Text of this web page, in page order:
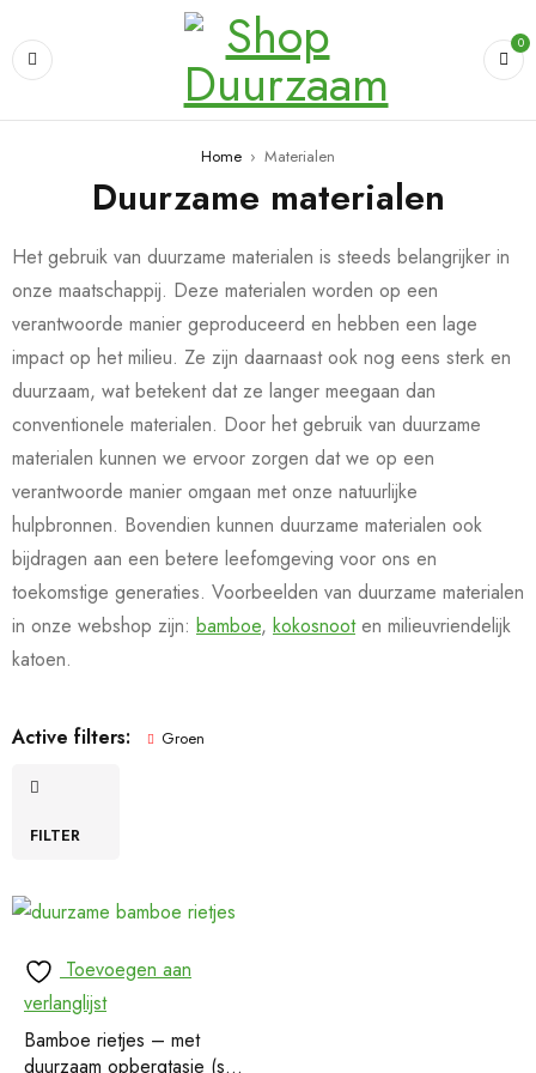
0
Home › Materialen
Duurzame materialen
Het gebruik van duurzame materialen is steeds belangrijker in
onze maatschappij. Deze materialen worden op een
verantwoorde manier geproduceerd en hebben een lage
impact op het milieu. Ze zijn daarnaast ook nog eens sterk en
duurzaam, wat betekent dat ze langer meegaan dan
conventionele materialen. Door het gebruik van duurzame
materialen kunnen we ervoor zorgen dat we op een
verantwoorde manier omgaan met onze natuurlijke
hulpbronnen. Bovendien kunnen duurzame materialen ook
bijdragen aan een betere leefomgeving voor ons en
toekomstige generaties. Voorbeelden van duurzame materialen
in onze webshop zijn: bamboe, kokosnooten milieuvriendelijk
katoen.
Active filters: Groen
FILTER
Toevoegen aan
verlanglijst
Bamboe rietjes – met
duurzaam opbergtasje (set